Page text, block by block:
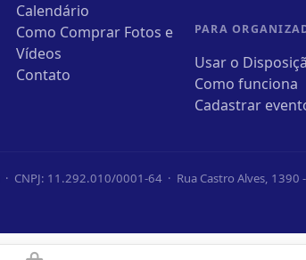
Calendário
Como Comprar Fotos e
Vídeos
Contato
PARA
Usar o
Como funciona
Cadastrar
· CNPJ: 11.292.010/0001-64 · Rua Castro Alves, 1390